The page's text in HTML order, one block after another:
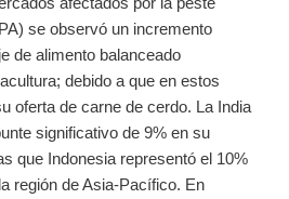
se observó un incremento
de alimento balanceado
debido a que en estos
oferta de carne de cerdo. La India
significativo de 9% en su
que Indonesia representó el 10%
región de Asia-Pacífico. En